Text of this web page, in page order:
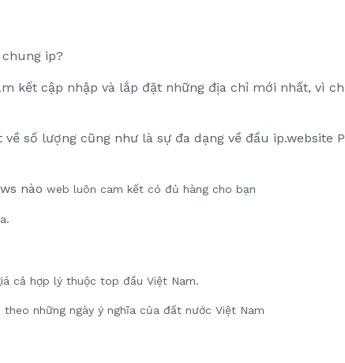
ip?
kết cập nhập và lắp đặt những địa chỉ mới nhất, vì
số lượng cũng như là sự đa dạng về đầu ip.website
nào web luôn cam kết có đủ hàng cho bạn
cả hợp lý thuộc top đầu Việt Nam.
những ngày ý nghĩa của đất nước Việt Nam